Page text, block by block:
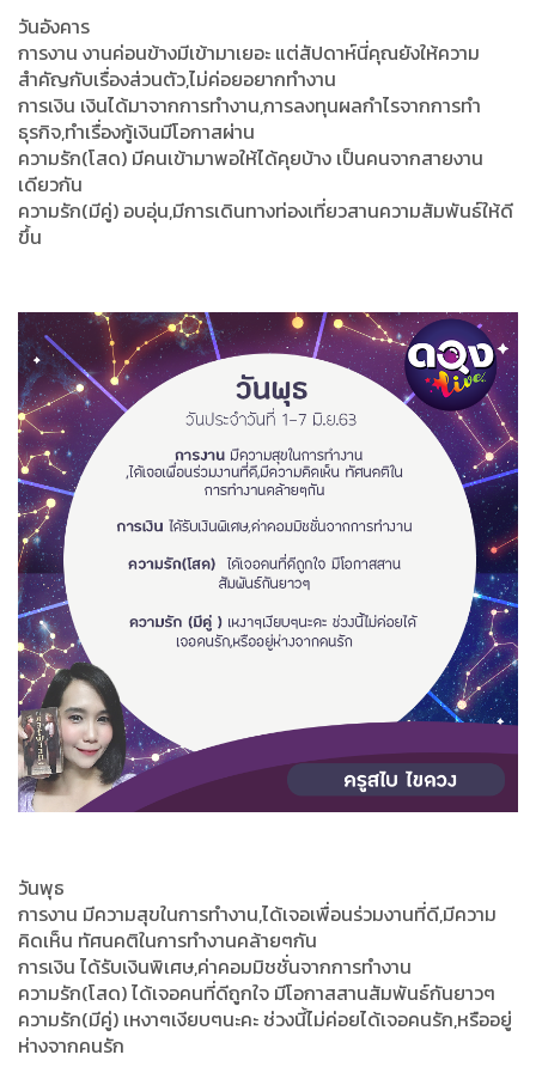
วันอังคาร
การงาน งานค่อนข้างมีเข้ามาเยอะ แต่สัปดาห์นี่คุณยังให้ความ
สำคัญกับเรื่องส่วนตัว,ไม่ค่อยอยากทำงาน
การเงิน เงินได้มาจากการทำงาน,การลงทุนผลกำไรจากการทำ
ธุรกิจ,ทำเรื่องกู้เงินมีโอกาสผ่าน
ความรัก(โสด) มีคนเข้ามาพอให้ได้คุยบ้าง เป็นคนจากสายงาน
เดียวกัน
ความรัก(มีคู่) อบอุ่น,มีการเดินทางท่องเที่ยวสานความสัมพันธ์ให้ดี
ขึ้น
วันพุธ
การงาน มีความสุขในการทำงาน,ได้เจอเพื่อนร่วมงานที่ดี,มีความ
คิดเห็น ทัศนคติในการทำงานคล้ายๆกัน
การเงิน ได้รับเงินพิเศษ,ค่าคอมมิชชั่นจากการทำงาน
ความรัก(โสด) ได้เจอคนที่ดีถูกใจ มีโอกาสสานสัมพันธ์กันยาวๆ
ความรัก(มีคู่) เหงาๆเงียบๆนะคะ ช่วงนี้ไม่ค่อยได้เจอคนรัก,หรืออยู่
ห่างจากคนรัก